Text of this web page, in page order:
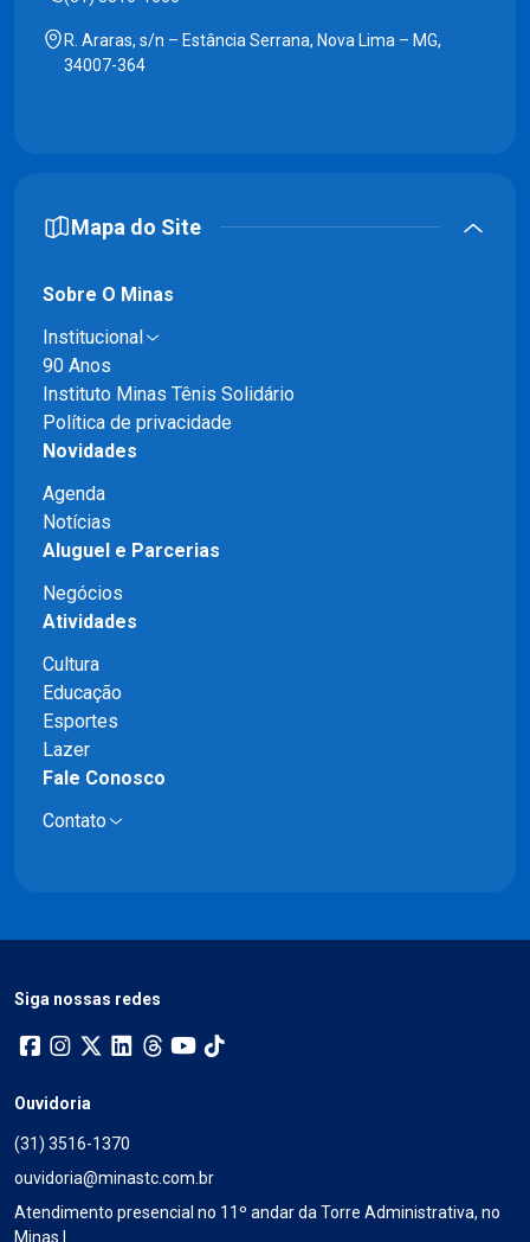
R. Araras, s/n – Estância Serrana, Nova Lima – MG,
34007-364
Mapa do Site
Sobre O Minas
Institucional
90 Anos
Instituto Minas Tênis Solidário
Política de privacidade
Novidades
Agenda
Notícias
Aluguel e Parcerias
Negócios
Atividades
Cultura
Educação
Esportes
Lazer
Fale Conosco
Contato
Siga nossas redes
Ouvidoria
(31) 3516-1370
ouvidoria@minastc.com.br
Atendimento presencial no 11º andar da Torre Administrativa, no
Minas I